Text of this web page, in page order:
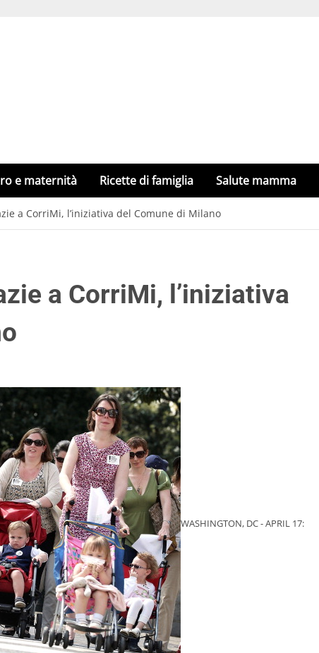
e maternità Ricette di famiglia Salute mamma
a CorriMi, l’iniziativa del Comune di Milano
a CorriMi, l’iniziativa
WASHINGTON, DC - APRIL 17: